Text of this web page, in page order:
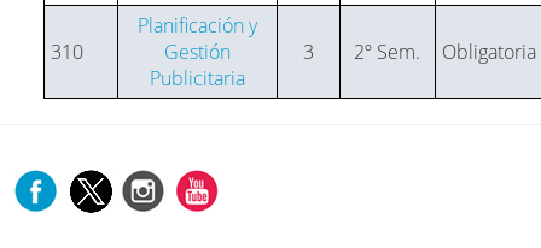
310
Planificación y
Gestión
Publicitaria
3 2º Sem. Obligatoria